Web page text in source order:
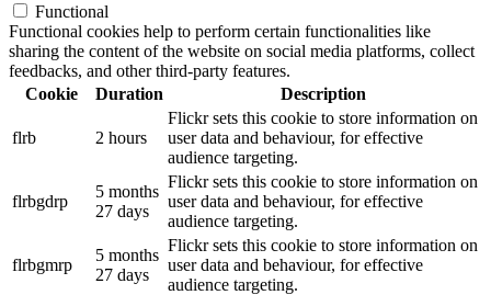
Functional
Functional cookies help to perform certain functionalities like
sharing the content of the website on social media platforms, collect
feedbacks, and other third-party features.
Cookie
Duration Description
flrb 2 hours
Flickr sets this cookie to store information on
user data and behaviour, for effective
audience targeting.
flrbgdrp
5 months
27 days
Flickr sets this cookie to store information on
user data and behaviour, for effective
audience targeting.
flrbgmrp
5 months
27 days
Flickr sets this cookie to store information on
user data and behaviour, for effective
audience targeting.